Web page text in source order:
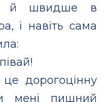
й швидше в
і навіть сама
дорогоцінну
мені пишний